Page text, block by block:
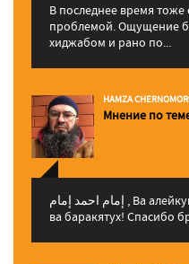
В последнее время тоже
проблемой. Ощущение
хиджабом и рано по...
HAMZA
Мнение по
إمام احمد إمام , Ва алейкум ассалам ва рахматуЛлахи
ва баракятух! Спасибо